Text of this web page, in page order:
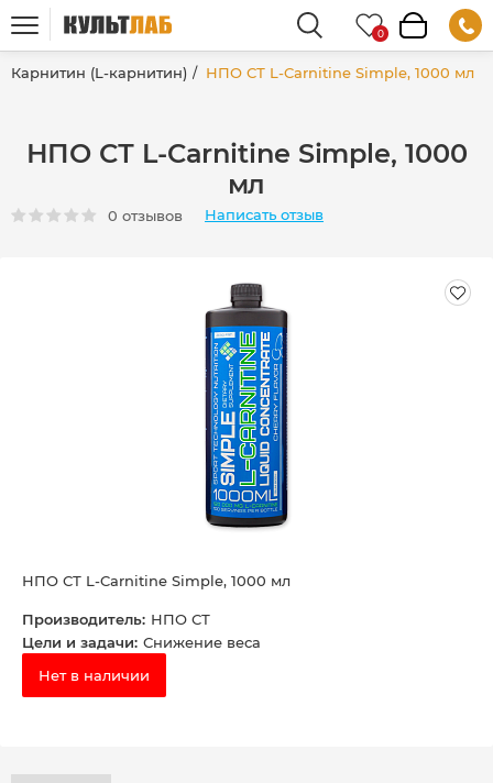
Карнитин (L-карнитин) НПО СТ L-Carnitine Simple, 1000 мл
НПО СТ L-Carnitine Simple, 1000
мл
0 отзывов Написать отзыв
НПО СТ L-Carnitine Simple, 1000 мл
Производитель: НПО СТ
Цели и задачи: Снижение веса
Нет в наличии